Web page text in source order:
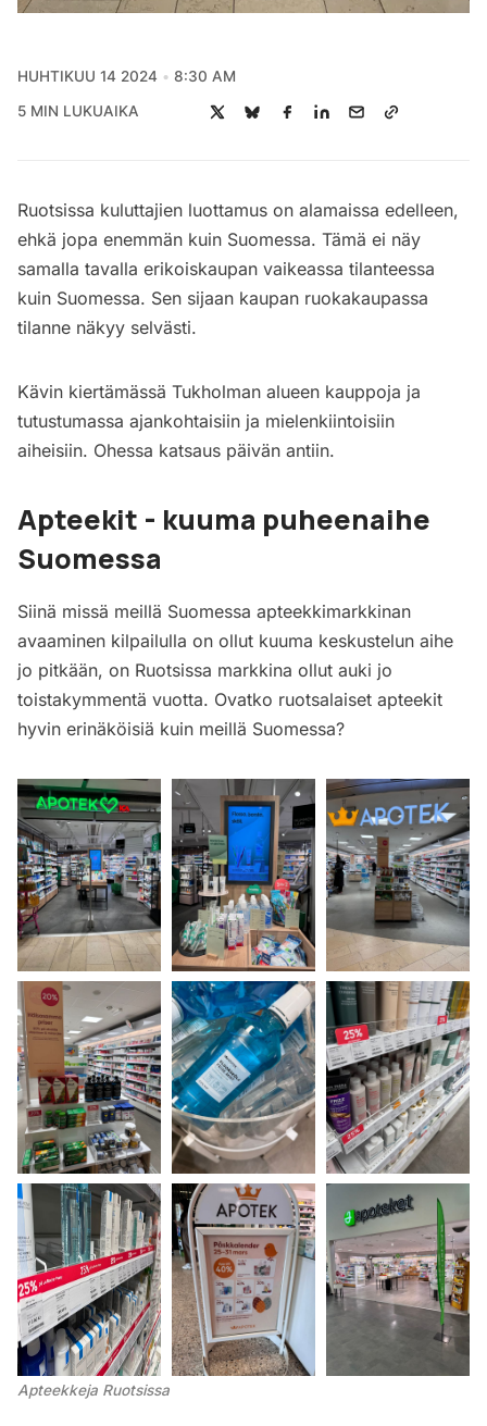
HUHTIKUU 14 2024 8:30 AM
5 MIN LUKUAIKA
Ruotsissa kuluttajien luottamus on alamaissa edelleen,
ehkä jopa enemmän kuin Suomessa. Tämä ei näy
samalla tavalla erikoiskaupan vaikeassa tilanteessa
kuin Suomessa. Sen sijaan kaupan ruokakaupassa
tilanne näkyy selvästi.
Kävin kiertämässä Tukholman alueen kauppoja ja
tutustumassa ajankohtaisiin ja mielenkiintoisiin
aiheisiin. Ohessa katsaus päivän antiin.
Apteekit - kuuma puheenaihe
Suomessa
Siinä missä meillä Suomessa apteekkimarkkinan
avaaminen kilpailulla on ollut kuuma keskustelun aihe
jo pitkään, on Ruotsissa markkina ollut auki jo
toistakymmentä vuotta. Ovatko ruotsalaiset apteekit
hyvin erinäköisiä kuin meillä Suomessa?
Apteekkeja Ruotsissa